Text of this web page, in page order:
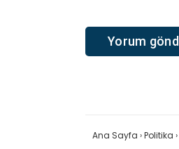
Ana Sayfa ›Politika ›